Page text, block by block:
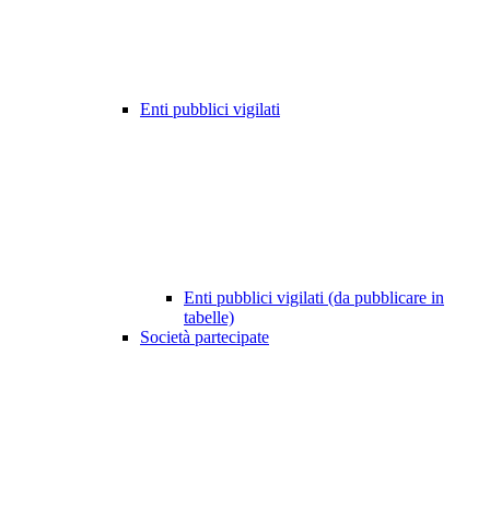
Enti pubblici vigilati
Enti pubblici vigilati (da pubblicare in
tabelle)
Società partecipate